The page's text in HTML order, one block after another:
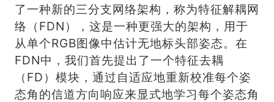
了一种新的三分支网络架构，称为特征解耦网
络（FDN），这是一种更强大的架构，用于
从单个RGB图像中估计无地标头部姿态。在
FDN中，我们首先提出了一个特征去耦
（FD）模块，通过自适应地重新校准每个姿
态角的信道方向响应来显式地学习每个姿态角